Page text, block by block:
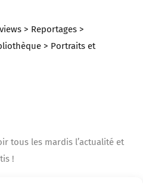
> Reportages >
> Portraits et
tous les mardis l’actualité et
!